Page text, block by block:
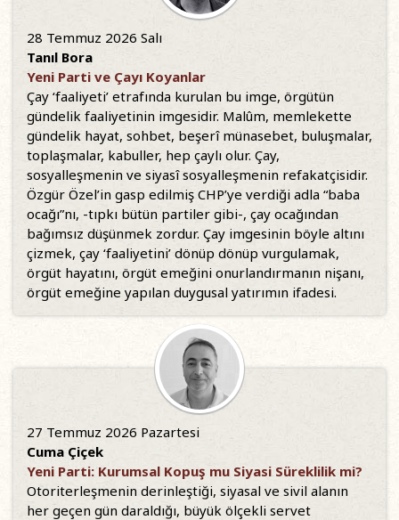
28 Temmuz 2026 Salı
Tanıl Bora
Yeni Parti ve Çayı Koyanlar
Çay ‘faaliyeti’ etrafında kurulan bu imge, örgütün
gündelik faaliyetinin imgesidir. Malûm, memlekette
gündelik hayat, sohbet, beşerî münasebet, buluşmalar,
toplaşmalar, kabuller, hep çaylı olur. Çay,
sosyalleşmenin ve siyasî sosyalleşmenin refakatçisidir.
Özgür Özel’in gasp edilmiş CHP’ye verdiği adla “baba
ocağı”nı, -tıpkı bütün partiler gibi-, çay ocağından
bağımsız düşünmek zordur. Çay imgesinin böyle altını
çizmek, çay ‘faaliyetini’ dönüp dönüp vurgulamak,
örgüt hayatını, örgüt emeğini onurlandırmanın nişanı,
örgüt emeğine yapılan duygusal yatırımın ifadesi.
27 Temmuz 2026 Pazartesi
Cuma Çiçek
Yeni Parti: Kurumsal Kopuş mu Siyasi Süreklilik mi?
Otoriterleşmenin derinleştiği, siyasal ve sivil alanın
her geçen gün daraldığı, büyük ölçekli servet